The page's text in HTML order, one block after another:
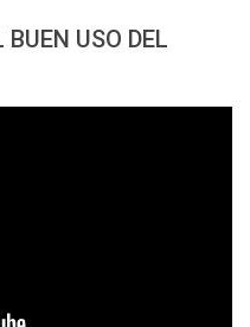
USO DEL